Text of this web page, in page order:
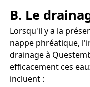
B. Le
Lorsqu'il y a la
nappe phréatique,
drainage à
efficacement ces
incluent :